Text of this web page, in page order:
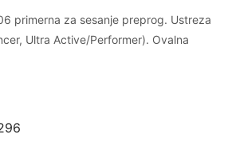
primerna za sesanje preprog. Ustreza
Ultra Active/Performer). Ovalna